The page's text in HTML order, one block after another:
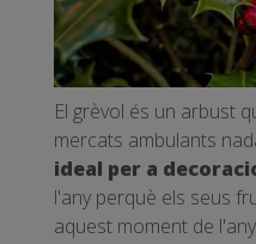
El grèvol és un arbust
mercats ambulants
ideal per a
l'any perquè els seus
aquest moment de